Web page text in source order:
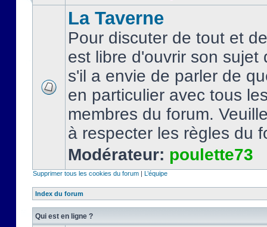
La Taverne
Pour discuter de tout et
est libre d'ouvrir son sujet
s'il a envie de parler de
en particulier avec tous
membres du forum.
à respecter les règles du
Modérateur: poulette73
Supprimer tous les cookies du forum | L’équipe
Index du forum
Qui est en ligne ?